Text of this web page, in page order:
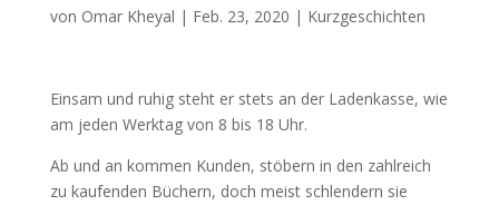
von Omar Kheyal | Feb. 23, 2020 | Kurzgeschichten
Einsam und ruhig steht er stets an der Ladenkasse, wie
am jeden Werktag von 8 bis 18 Uhr.
Ab und an kommen Kunden, stöbern in den zahlreich
zu kaufenden Büchern, doch meist schlendern sie